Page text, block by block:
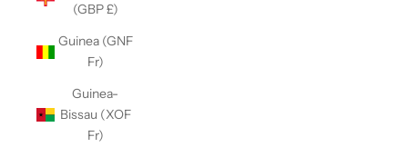
(GBP £)
Guinea (GNF
Fr)
Guinea-
Bissau (XOF
Fr)